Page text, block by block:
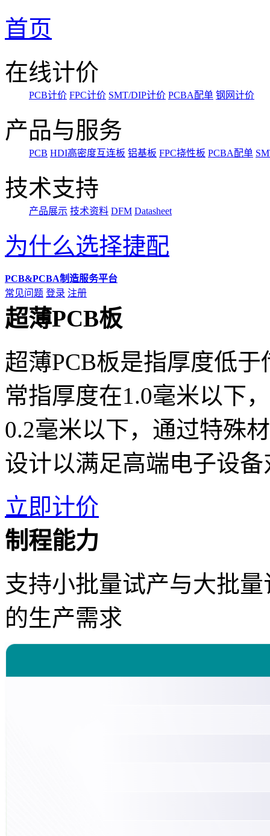
首页
在线计价
PCB计价 FPC计价 SMT/DIP计价 PCBA配单 钢网计价
产品与服务
PCB HDI高密度互连板 铝基板 FPC挠性板 PCBA配单
技术支持
产品展示 技术资料 DFM Datasheet
为什么选择捷配
PCB&PCBA制造服务平台
常见问题 登录 注册
超薄PCB板
超薄PCB板是指厚度低
常指厚度在1.0毫米以下
0.2毫米以下，通过特殊
设计以满足高端电子设
立即计价
制程能力
支持小批量试产与大批
的生产需求